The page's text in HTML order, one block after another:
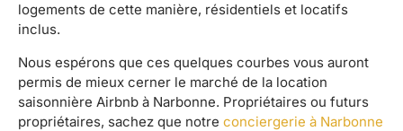
logements de cette manière, résidentiels et locatifs
inclus.
Nous espérons que ces quelques courbes vous auront
permis de mieux cerner le marché de la location
saisonnière Airbnb à Narbonne. Propriétaires ou futurs
propriétaires, sachez que notre conciergerie à Narbonne